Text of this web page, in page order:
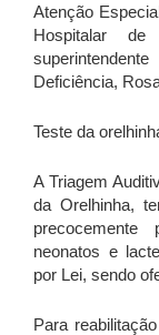
Atenção
Hospitalar
Deficiência,
Teste da
A Triagem
da Orelhinha,
neonatos e
por Lei, sendo
Para